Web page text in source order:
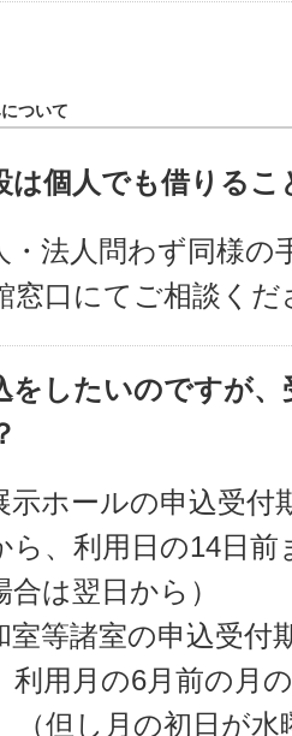
ついて
は個人でも借りる
・法人問わず同様
窓口にてご相談くだ
をしたいのですが
示ホールの申込受付
ら、利用日の14日
は翌日から）
室等諸室の申込受付
利用月の6月前の月
（但し月の初日が